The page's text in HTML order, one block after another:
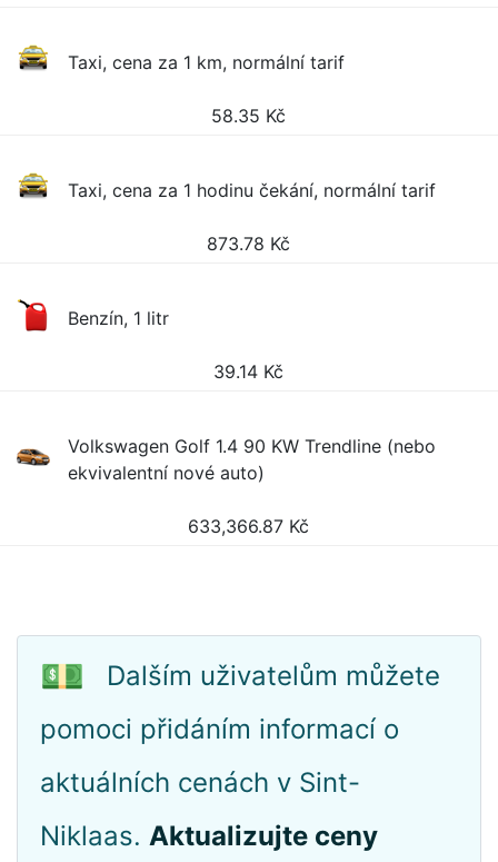
Taxi, cena za 1 km, normální tarif
58.35 Kč
Taxi, cena za 1 hodinu čekání, normální tarif
873.78 Kč
Benzín, 1 litr
39.14 Kč
Volkswagen Golf 1.4 90 KW Trendline (nebo
ekvivalentní nové auto)
633,366.87 Kč
💵
Dalším uživatelům můžete
pomoci přidáním informací o
aktuálních cenách v Sint-
Niklaas. Aktualizujte ceny